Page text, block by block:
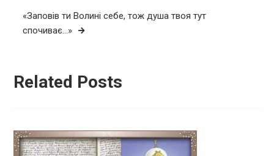
«Заповів ти Волині себе, тож душа твоя тут
спочиває…»
Related Posts